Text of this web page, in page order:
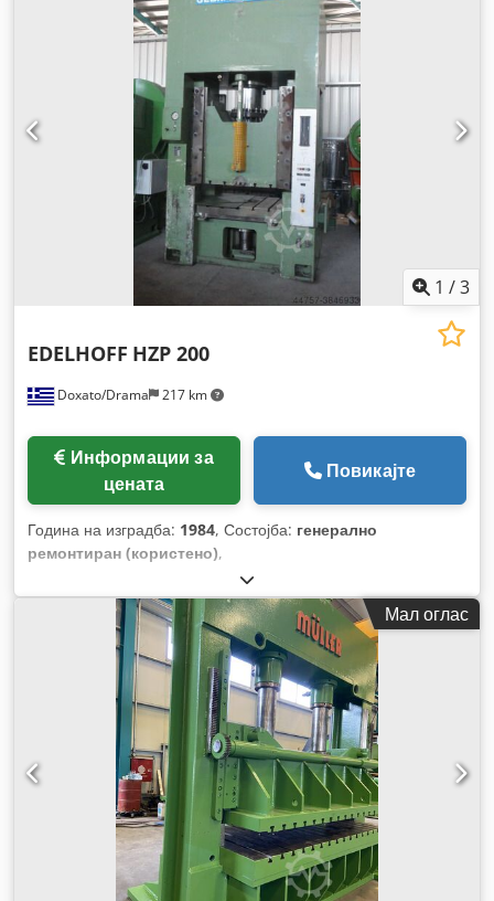
1 /3
Doxato/Drama 217 km
EDELHOFF HZP 200
цената
Повикајте
Година на изградба: 1984, Состојба: генерално
ремонтиран (користено),
Мал оглас